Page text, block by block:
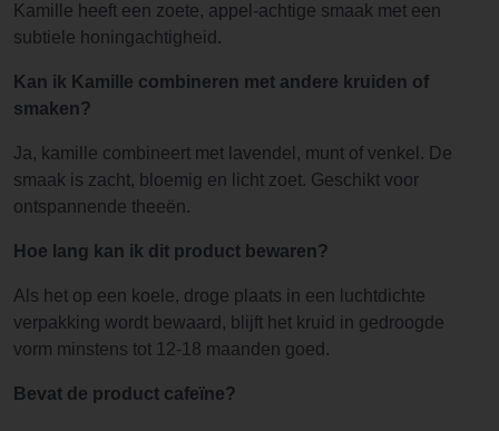
Kamille heeft een zoete, appel-achtige smaak met een
subtiele honingachtigheid.
Kan ik Kamille combineren met andere kruiden of
smaken?
Ja, kamille combineert met lavendel, munt of venkel. De
smaak is zacht, bloemig en licht zoet. Geschikt voor
ontspannende theeën.
Hoe lang kan ik dit product bewaren?
Als het op een koele, droge plaats in een luchtdichte
verpakking wordt bewaard, blijft het kruid in gedroogde
vorm minstens tot 12-18 maanden goed.
Bevat de product cafeïne?